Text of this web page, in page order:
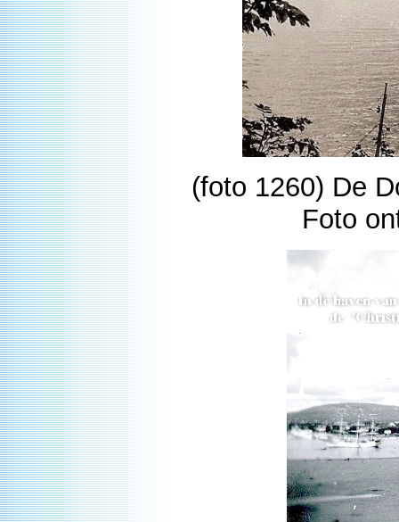
(foto 1260) De
Foto